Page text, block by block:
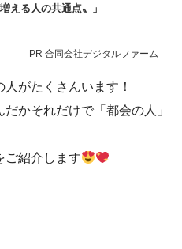
がたくさんいます！
かそれだけで「都会の人」
ご紹介します